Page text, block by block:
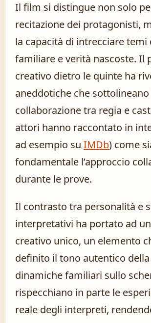
Il film si distingue non solo
recitazione dei protagonisti,
la capacità di intrecciare
familiare e verità nascoste. Il
creativo dietro le quinte ha
aneddotiche che
collaborazione tra regia e
attori hanno raccontato in
ad esempio su IMDb) come
fondamentale l’approccio
durante le prove.
Il contrasto tra personalità e
interpretativi ha portato ad
creativo unico, un elemento
definito il tono autentico
dinamiche familiari sullo
rispecchiano in parte le
reale degli interpreti,